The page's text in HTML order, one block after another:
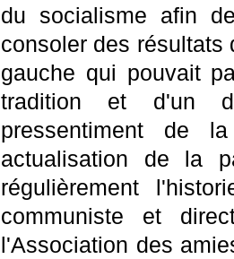
du socialisme afin
consoler des
gauche qui pouvait
tradition et d'un
pressentiment de
actualisation de la
régulièrement
communiste et
l'Association des